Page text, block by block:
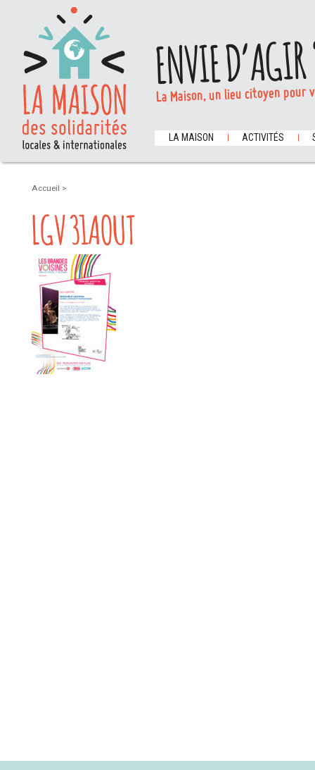
ENVIE
La Maison, un lieu citoyen
LA MAISON ACTIVITÉS
Accueil >
LGV 31AOUT